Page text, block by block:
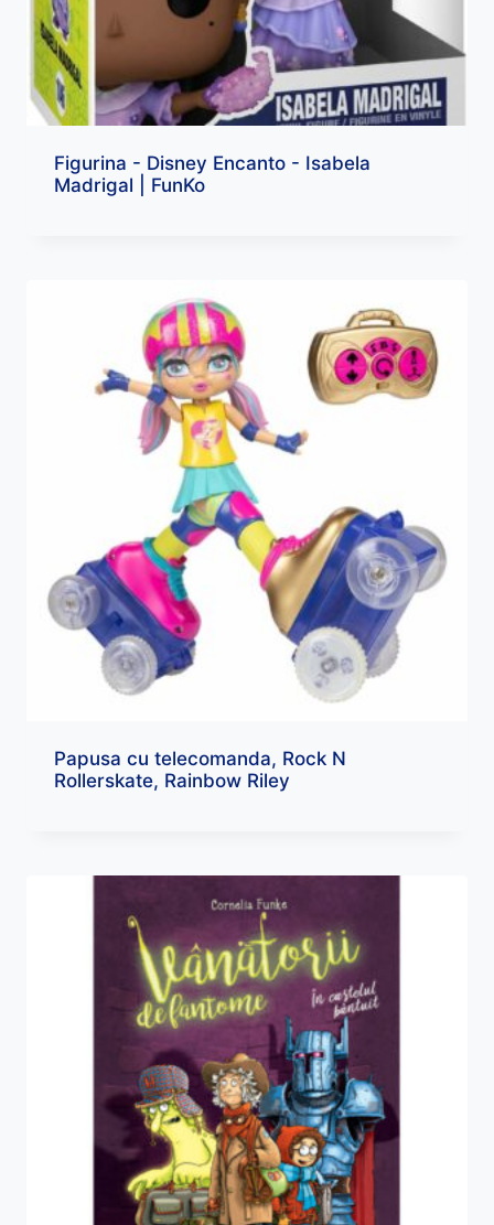
Figurina - Disney Encanto - Isabela
Madrigal | FunKo
Papusa cu telecomanda, Rock N
Rollerskate, Rainbow Riley